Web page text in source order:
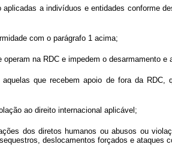
a indivíduos e entidades conforme
com o parágrafo 1 acima;
na RDC e impedem o desarmamento
que recebem apoio de fora da
ao direito internacional aplicável;
dos diretos humanos ou abusos ou
deslocamentos forçados e ataques